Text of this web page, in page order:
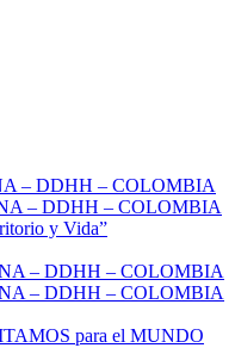
– DDHH – COLOMBIA
– DDHH – COLOMBIA
y Vida”
– DDHH – COLOMBIA
– DDHH – COLOMBIA
para el MUNDO